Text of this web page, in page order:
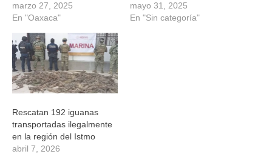
marzo 27, 2025
En "Oaxaca"
mayo 31, 2025
En "Sin categoría"
Rescatan 192 iguanas
transportadas ilegalmente
en la región del Istmo
abril 7, 2026